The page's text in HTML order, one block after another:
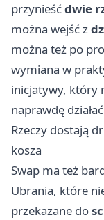
przynieśćdwie
można wejść z
można też po
wymiana w
inicjatywy, który
naprawdę
Rzeczy dostają
kosza
Swap ma też
Ubrania, które
przekazane do